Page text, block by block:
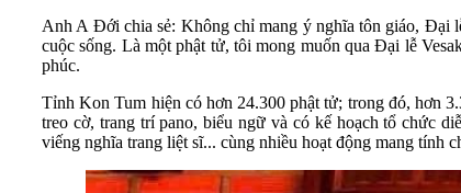
Anh A Đới chia sẻ: Không chỉ mang ý nghĩa tôn giáo, Đại
cuộc sống. Là một phật tử, tôi mong muốn qua Đại lễ
phúc.
Tỉnh Kon Tum hiện có hơn 24.300 phật tử; trong đó, hơn
treo cờ, trang trí pano, biểu ngữ và có kế hoạch tổ chức
viếng nghĩa trang liệt sĩ... cùng nhiều hoạt động mang tính